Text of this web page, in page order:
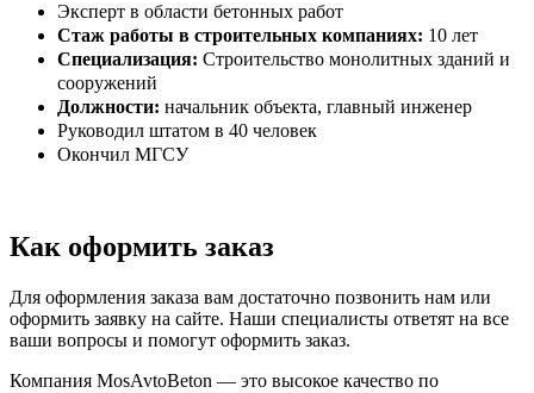
Эксперт в области бетонных работ
Стаж работы в строительных компаниях: 10 лет
Специализация: Строительство монолитных зданий и
сооружений
Должности: начальник объекта, главный инженер
Руководил штатом в 40 человек
Окончил МГСУ
Как оформить заказ
Для оформления заказа вам достаточно позвонить нам или
оформить заявку на сайте. Наши специалисты ответят на все
ваши вопросы и помогут оформить заказ.
Компания MosAvtoBeton — это высокое качество по